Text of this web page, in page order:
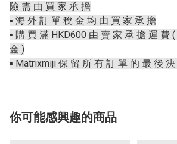
險 需 由 買 家 承 擔
▪️ 海 外 訂 單 稅 金 均 由 買 家 承 擔
▪️ 購 買 滿 HKD600 由 賣 家 承 擔 運 費
金 )
▪️ Matrixmiji 保 留 所 有 訂 單 的 最 後
你可能感興趣的商品